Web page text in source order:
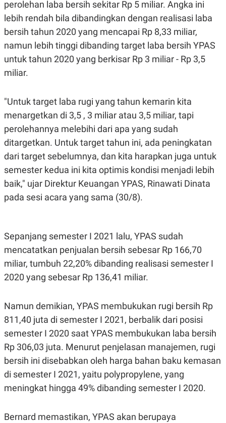
S
A
T
A
T
A
A
E
K
O
A
N
T
V
L
I
S
JARINGAN
K
O
N
T
A
E
M
Y
P
R
E
S
E
S
E
.
I
A
N
G
G
A
N
N
C
E
T
I
N
E
R
J
A
M
I
T
E
EA
perolehan laba bersih sekitar Rp 5 miliar. Angka ini
lebih rendah bila dibandingkan dengan realisasi laba
bersih tahun 2020 yang mencapai Rp 8,33 miliar,
namun lebih tinggi dibanding target laba bersih YPAS
untuk tahun 2020 yang berkisar Rp 3 miliar - Rp 3,5
miliar.
"Untuk target laba rugi yang tahun kemarin kita
menargetkan di 3,5 , 3 miliar atau 3,5 miliar, tapi
perolehannya melebihi dari apa yang sudah
ditargetkan. Untuk target tahun ini, ada peningkatan
dari target sebelumnya, dan kita harapkan juga untuk
semester kedua ini kita optimis kondisi menjadi lebih
baik," ujar Direktur Keuangan YPAS, Rinawati Dinata
pada sesi acara yang sama (30/8).
Sepanjang semester I 2021 lalu, YPAS sudah
mencatatkan penjualan bersih sebesar Rp 166,70
miliar, tumbuh 22,20% dibanding realisasi semester I
2020 yang sebesar Rp 136,41 miliar.
Namun demikian, YPAS membukukan rugi bersih Rp
811,40 juta di semester I 2021, berbalik dari posisi
semester I 2020 saat YPAS membukukan laba bersih
Rp 306,03 juta. Menurut penjelasan manajemen, rugi
bersih ini disebabkan oleh harga bahan baku kemasan
di semester I 2021, yaitu polypropylene, yang
meningkat hingga 49% dibanding semester I 2020.
Bernard memastikan, YPAS akan berupaya